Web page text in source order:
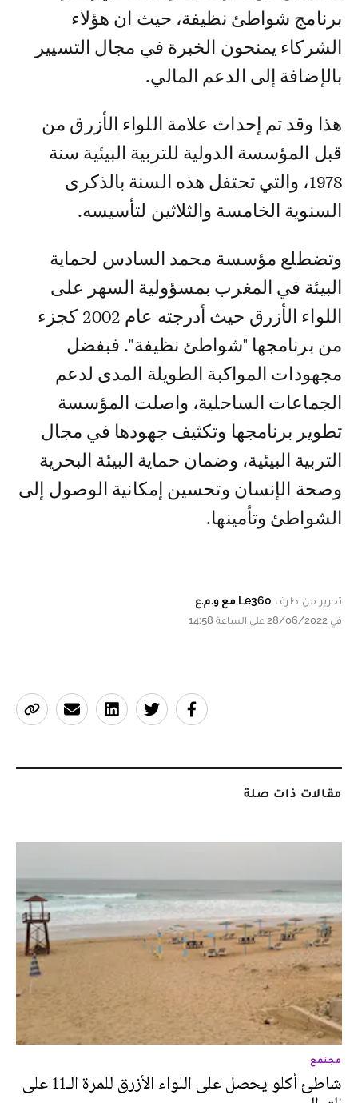
برنامج شواطئ نظيفة، حيث ان هؤلاء
الشركاء يمنحون الخبرة في مجال التسيير
بالإضافة إلى الدعم المالي.
هذا وقد تم إحداث علامة اللواء الأزرق من
قبل المؤسسة الدولية للتربية البيئية سنة
1978، والتي تحتفل هذه السنة بالذكرى
السنوية الخامسة والثلاثين لتأسيسه.
وتضطلع مؤسسة محمد السادس لحماية
البيئة في المغرب بمسؤولية السهر على
اللواء الأزرق حيث أدرجته عام 2002 كجزء
من برنامجها "شواطئ نظيفة". فبفضل
مجهودات المواكبة الطويلة المدى لدعم
الجماعات الساحلية، واصلت المؤسسة
تطوير برنامجها وتكثيف جهودها في مجال
التربية البيئية، وضمان حماية البيئة البحرية
وصحة الإنسان وتحسين إمكانية الوصول إلى
الشواطئ وتأمينها.
تحرير من طرف Le360 مع و.م.ع
في 28/06/2022 على الساعة 14:58
مقالات ذات صلة
مجتمع
شاطئ أكلو يحصل على اللواء الأزرق للمرة الـ11 على